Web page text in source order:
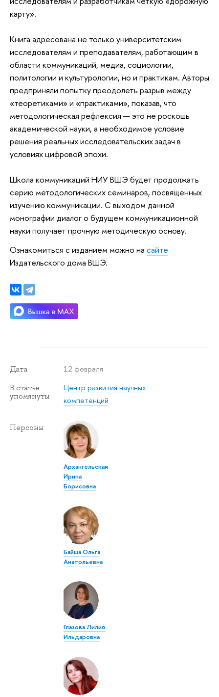
карту».
Книга адресована не только университетским
исследователям и преподавателям, работающим в
области коммуникаций, медиа, социологии,
политологии и культурологии, но и практикам. Авторы
предприняли попытку преодолеть разрыв между
«теоретиками» и «практиками», показав, что
методологическая рефлексия — это не роскошь
академической науки, а необходимое условие
решения реальных исследовательских задач в
условиях цифровой эпохи.
Школа коммуникаций НИУ ВШЭ будет продолжать
серию методологических семинаров, посвященных
изучению коммуникации. С выходом данной
монографии диалог о будущем коммуникационной
науки получает прочную методическую основу.
Ознакомиться с изданием можно на сайте
Издательского дома ВШЭ.
Дата 12 февраля
В статье
упомянуты
Центр развития научных
компетенций
Персоны
Архангельская
Ирина
Борисовна
Байша Ольга
Анатольевна
Глазова Лилия
Ильдаровна